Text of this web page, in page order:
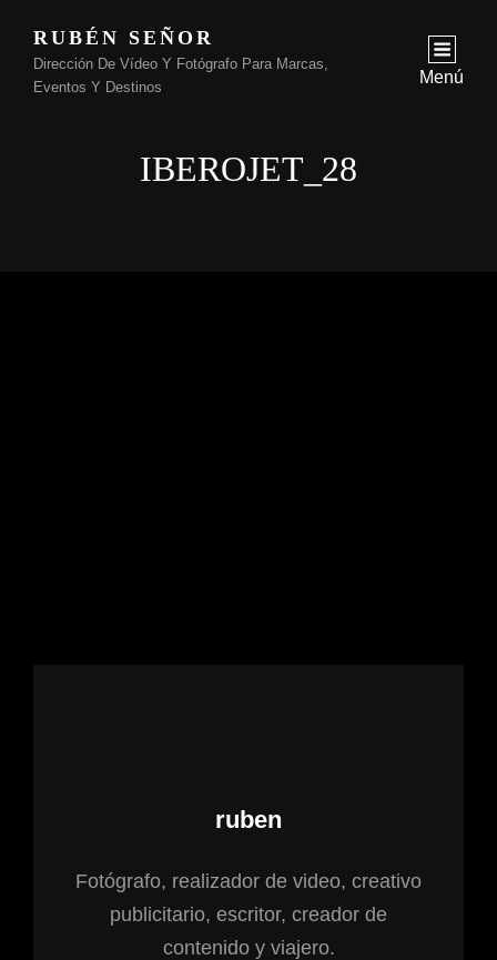
RUBÉN SEÑOR
Dirección De Vídeo Y Fotógrafo Para Marcas,
Eventos Y Destinos
Menú
IBEROJET_28
Autor:
ruben
Fotógrafo, realizador de video, creativo
publicitario, escritor, creador de
contenido y viajero.